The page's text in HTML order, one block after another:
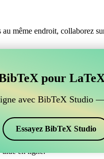
au même endroit, collaborez
qui se
BibTeX, qui se connecte à
dans Overleaf,
différents styles, y
en ligne.
pour
avec BibTeX Studio
Essayez BibTeX Studio